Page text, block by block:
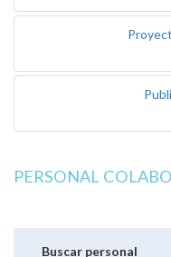
PERSONAL
Buscar personal